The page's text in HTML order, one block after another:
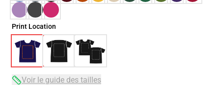
Print Location
Voir le guide des tailles